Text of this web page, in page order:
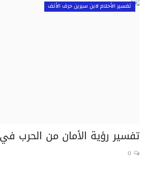
تفسير الأحلام لابن سيرين حرف الألف
تفسير رؤية الأمان من الحرب
0